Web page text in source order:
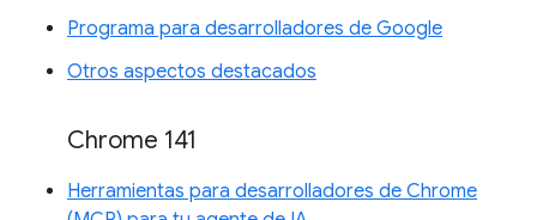
Programa para desarrolladores de Google
Otros aspectos destacados
Chrome 141
Herramientas para desarrolladores de Chrome